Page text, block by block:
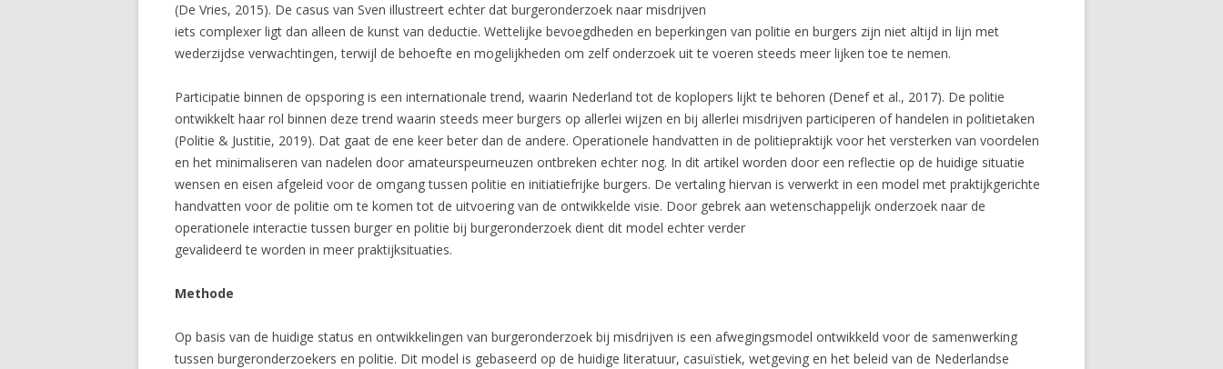
(De Vries, 2015). De casus van Sven illustreert echter dat burgeronderzoek naar misdrijven
iets complexer ligt dan alleen de kunst van deductie. Wettelijke bevoegdheden en beperkingen van politie en burgers zijn niet altijd in lijn met
wederzijdse verwachtingen, terwijl de behoefte en mogelijkheden om zelf onderzoek uit te voeren steeds meer lijken toe te nemen.
Participatie binnen de opsporing is een internationale trend, waarin Nederland tot de koplopers lijkt te behoren (Denef et al., 2017). De politie
ontwikkelt haar rol binnen deze trend waarin steeds meer burgers op allerlei wijzen en bij allerlei misdrijven participeren of handelen in politietaken
(Politie & Justitie, 2019). Dat gaat de ene keer beter dan de andere. Operationele handvatten in de politiepraktijk voor het versterken van voordelen
en het minimaliseren van nadelen door amateurspeurneuzen ontbreken echter nog. In dit artikel worden door een reflectie op de huidige situatie
wensen en eisen afgeleid voor de omgang tussen politie en initiatiefrijke burgers. De vertaling hiervan is verwerkt in een model met praktijkgerichte
handvatten voor de politie om te komen tot de uitvoering van de ontwikkelde visie. Door gebrek aan wetenschappelijk onderzoek naar de
operationele interactie tussen burger en politie bij burgeronderzoek dient dit model echter verder
gevalideerd te worden in meer praktijksituaties.
Methode
Op basis van de huidige status en ontwikkelingen van burgeronderzoek bij misdrijven is een afwegingsmodel ontwikkeld voor de samenwerking
tussen burgeronderzoekers en politie. Dit model is gebaseerd op de huidige literatuur, casuïstiek, wetgeving en het beleid van de Nederlandse